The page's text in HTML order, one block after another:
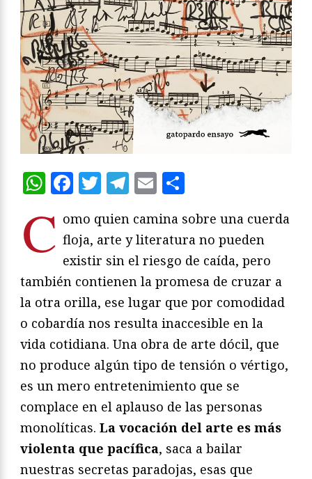
WhatsApp
Facebook
Twitter
Telegram
Email
C omo quien camina sobre una cuerda
floja, arte y literatura no pueden
existir sin el riesgo de caída, pero
también contienen la promesa de cruzar a
la otra orilla, ese lugar que por comodidad
o cobardía nos resulta inaccesible en la
vida cotidiana. Una obra de arte dócil, que
no produce algún tipo de tensión o vértigo,
es un mero entretenimiento que se
complace en el aplauso de las personas
monolíticas. La vocación del arte es más
violenta que pacífica, saca a bailar
nuestras secretas paradojas, esas que